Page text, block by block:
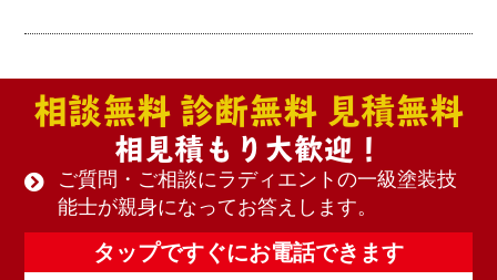
相談無料 診断無料 見積無料
相見積もり大歓迎！
ご質問・ご相談にラディエントの一級塗装技
能士が親身になってお答えします。
タップですぐにお電話できます